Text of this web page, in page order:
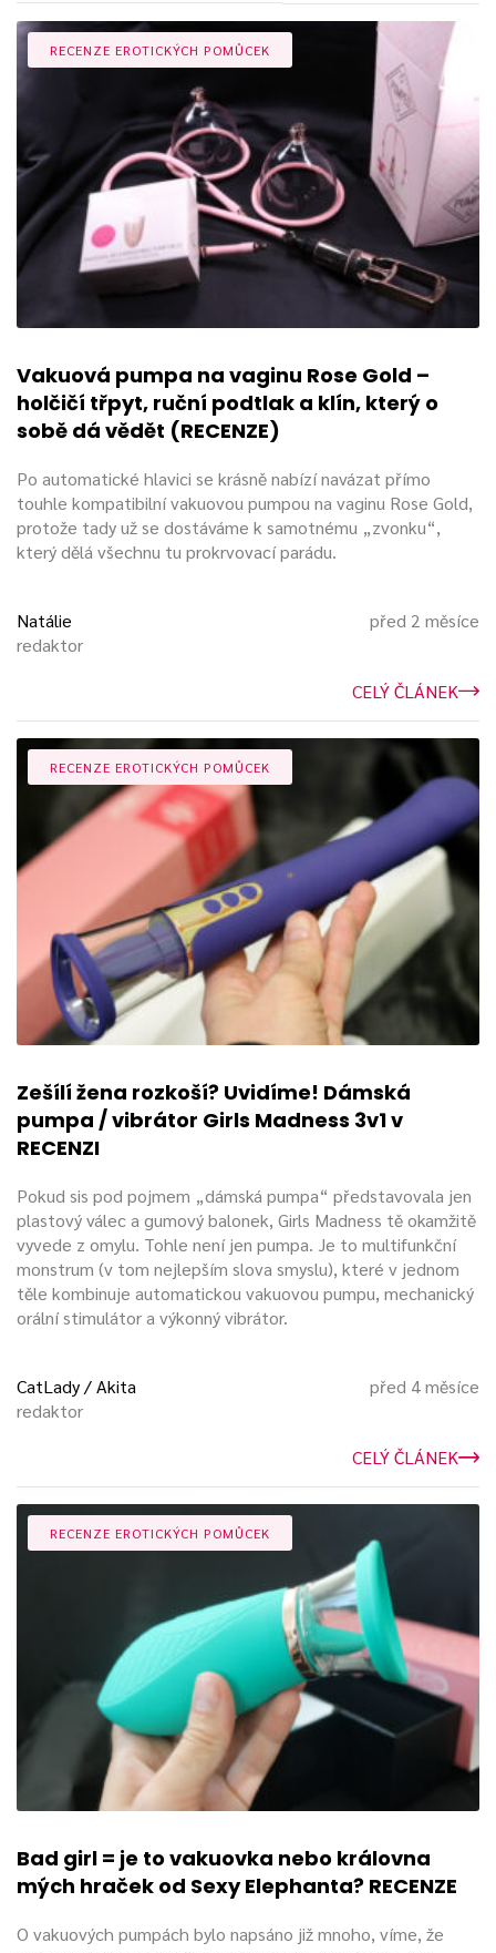
RECENZE EROTICKÝCH POMŮCEK
Vakuová pumpa na vaginu Rose Gold –
holčičí třpyt, ruční podtlak a klín, který o
sobě dá vědět (RECENZE)
Po automatické hlavici se krásně nabízí navázat přímo
touhle kompatibilní vakuovou pumpou na vaginu Rose Gold,
protože tady už se dostáváme k samotnému „zvonku“,
který dělá všechnu tu prokrvovací parádu.
Natálie
redaktor
před 2 měsíce
CELÝ ČLÁNEK
RECENZE EROTICKÝCH POMŮCEK
Zešílí žena rozkoší? Uvidíme! Dámská
pumpa / vibrátor Girls Madness 3v1 v
RECENZI
Pokud sis pod pojmem „dámská pumpa“ představovala jen
plastový válec a gumový balonek, Girls Madness tě okamžitě
vyvede z omylu. Tohle není jen pumpa. Je to multifunkční
monstrum (v tom nejlepším slova smyslu), které v jednom
těle kombinuje automatickou vakuovou pumpu, mechanický
orální stimulátor a výkonný vibrátor.
CatLady / Akita
redaktor
před 4 měsíce
CELÝ ČLÁNEK
RECENZE EROTICKÝCH POMŮCEK
Bad girl = je to vakuovka nebo královna
mých hraček od Sexy Elephanta? RECENZE
O vakuových pumpách bylo napsáno již mnoho, víme, že